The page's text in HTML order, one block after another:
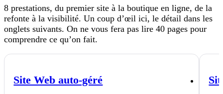
8 prestations, du premier site à la boutique en ligne, de la
refonte à la visibilité. Un coup d’œil ici, le détail dans les
onglets suivants. On ne vous fera pas lire 40 pages pour
comprendre ce qu’on fait.
Site Web auto-géré